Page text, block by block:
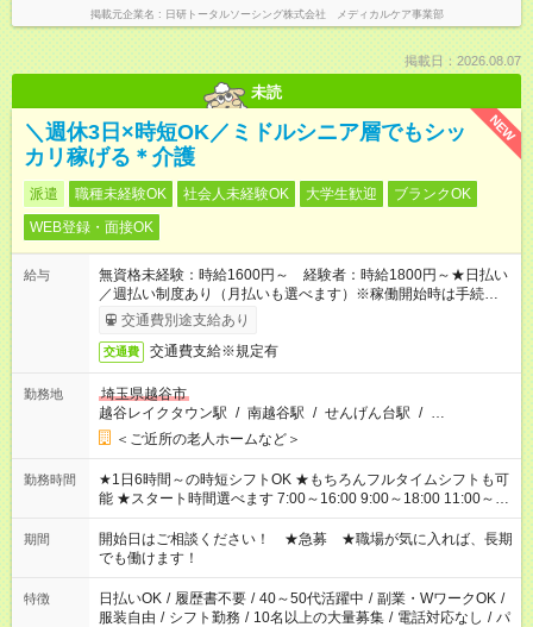
掲載元企業名 日研トータルソーシング株式会社 メディカルケア事業部
掲載日：2026.08.07
未読
NEW
＼週休3日×時短OK／ミドルシニア層でもシッ
カリ稼げる＊介護
派遣 職種未経験OK 社会人未経験OK 大学生歓迎
ブランクOK
WEB登録・面接OK
給与
無資格未経験：時給1600円～ 経験者：時給1800円～★日払い
／週払い制度あり（月払いも選べます）※稼働開始時は手続き完
了次第のお支払いとなります。
交通費別途支給あり
交通費 交通費支給※規定有
勤務地
埼玉県越谷市
越谷レイクタウン駅 / 南越谷駅 / せんげん台駅 / …
＜ご近所の老人ホームなど＞
勤務時間
★1日6時間～の時短シフトOK ★もちろんフルタイムシフトも可
能 ★スタート時間選べます 7:00～16:00 9:00～18:00 11:00～
20:00 など 残業なし！ ※Wワークの場合、他のお仕事と合わせ
週40時間超の就業はご案内できません ※法令に基づき、週20時
間以上勤務は社会保険への加入対象となります ※労働者派遣法
（日雇い派遣の原則禁止）により、短時間・短期間の就業はご
案内が難しい場合があります
期間
開始日はご相談ください！ ★急募 ★職場が気に入れば、長期
でも働けます！
特徴 日払いOK / 履歴書不要 / 40～50代活躍中 / 副業・WワークOK /
服装自由 / シフト勤務 / 10名以上の大量募集 / 電話対応なし / パ